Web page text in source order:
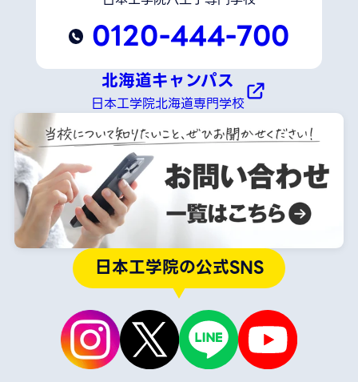
0120-444-700
北海道キャンパス
日本工学院北海道専門学校
日本工学院の公式SNS